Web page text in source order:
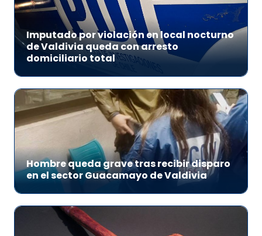
Imputado por violación en local nocturno
de Valdivia queda con arresto
domiciliario total
Hombre queda grave tras recibir disparo
en el sector Guacamayo de Valdivia